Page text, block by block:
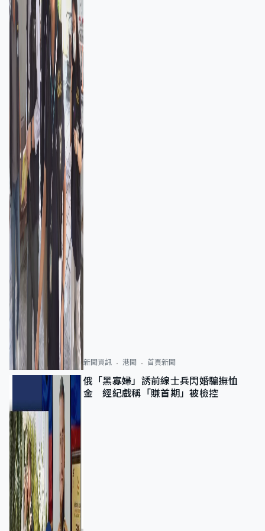
新聞資訊 港聞 首頁新聞
俄「黑寡婦」誘前線士兵閃婚騙撫恤
金 經紀戲稱「賺首期」被檢控